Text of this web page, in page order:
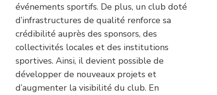
événements sportifs. De plus, un club doté
d’infrastructures de qualité renforce sa
crédibilité auprès des sponsors, des
collectivités locales et des institutions
sportives. Ainsi, il devient possible de
développer de nouveaux projets et
d’augmenter la visibilité du club. En